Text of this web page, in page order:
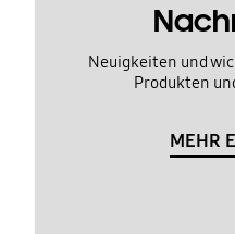
Neuigkeiten und
Produkten
MEHR